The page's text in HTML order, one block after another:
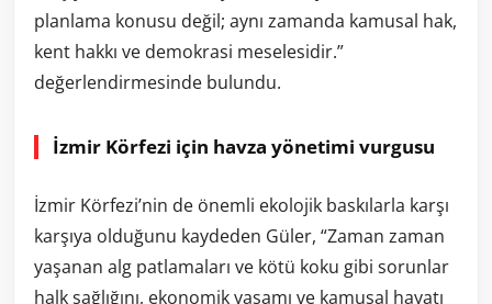
planlama konusu değil; aynı zamanda kamusal hak,
kent hakkı ve demokrasi meselesidir.”
değerlendirmesinde bulundu.
İzmir Körfezi için havza yönetimi vurgusu
İzmir Körfezi’nin de önemli ekolojik baskılarla karşı
karşıya olduğunu kaydeden Güler, “Zaman zaman
yaşanan alg patlamaları ve kötü koku gibi sorunlar
halk sağlığını, ekonomik yaşamı ve kamusal hayatı